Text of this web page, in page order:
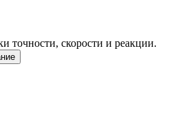
точности, скорости и реакции.